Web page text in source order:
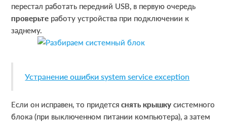
перестал работать передний USB, в первую очередь
проверьте работу устройства при подключении к
заднему.
Устранение ошибки system service exception
Если он исправен, то придетсяснять крышкусистемного
блока (при выключенном питании компьютера), а затем